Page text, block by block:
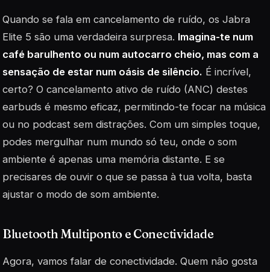
Quando se fala em cancelamento de ruído, os Jabra
Elite 5 são uma verdadeira surpresa. Imagina-te num
café barulhento ou num autocarro cheio, mas com a
sensação de estar num oásis de silêncio. É incrível,
certo? O cancelamento ativo de ruído (ANC) destes
earbuds é mesmo eficaz, permitindo-te focar na música
ou no podcast sem distrações. Com um simples toque,
podes mergulhar num mundo só teu, onde o som
ambiente é apenas uma memória distante. E se
precisares de ouvir o que se passa à tua volta, basta
ajustar o modo de som ambiente.
Bluetooth Multiponto e Conectividade
Agora, vamos falar de conectividade. Quem não gosta